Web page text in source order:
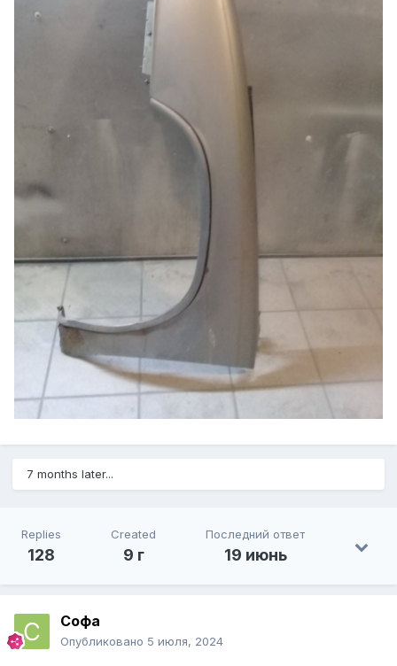
7 months later...
Replies
128
Created
9 г
Последний ответ
19 июнь
Софа
Опубликовано 5 июля, 2024